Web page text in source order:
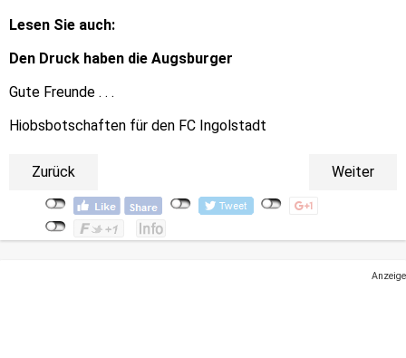
Lesen Sie auch:
Den Druck haben die Augsburger
Gute Freunde . . .
Hiobsbotschaften für den FC Ingolstadt
Zurück Weiter
Anzeige